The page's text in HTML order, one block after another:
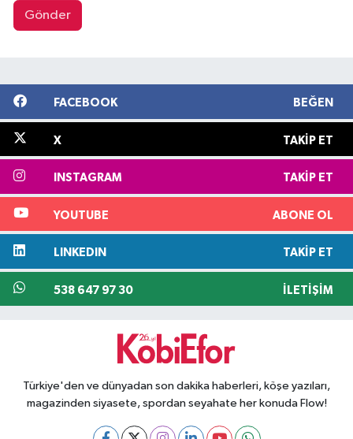
Gönder
FACEBOOK BEĞEN
X TAKIP ET
INSTAGRAM TAKIP ET
YOUTUBE ABONE OL
LINKEDIN TAKIP ET
538 647 97 30 İLETIŞIM
Türkiye'den ve dünyadan son dakika haberleri, köşe yazıları,
magazinden siyasete, spordan seyahate her konuda Flow!